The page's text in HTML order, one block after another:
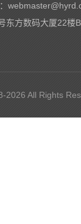
东方数码大厦22楼
2026 All Rights